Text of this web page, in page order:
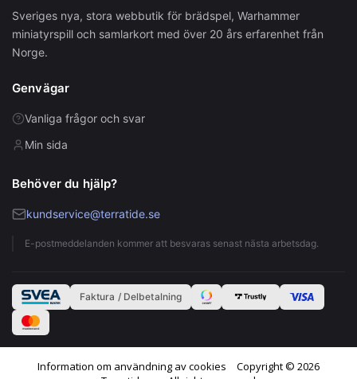
Sveriges nya, stora webbutik för brädspel, Warhammer
miniatyrspill och samlarkort med över 20 års erfarenhet från
Norge.
Genvägar
Vanliga frågor och svar
Min sida
Behöver du hjälp?
kundservice@terratide.se
E-postmeddelanden kommer att besvaras senast nästa arbetsdag.
Faktura / Delbetalning
Information om användning av cookies
Copyright © 2026